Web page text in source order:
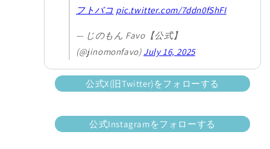
フトバコ pic.twitter.com/7ddn0fShFI
— じのもん Favo【公式】
(@jinomonfavo) July 16, 2025
公式X(旧Twitter)をフォローする
公式Instagramをフォローする